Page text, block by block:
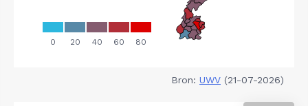
Bron: UWV (21-07-2026)